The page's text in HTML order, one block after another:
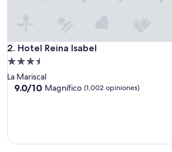
2. Hotel Reina Isabel
Hotel Reina Isabel
Propiedad
de
3.5
La Mariscal
9.0
9.0/10 Magnífico (1,002 opiniones)